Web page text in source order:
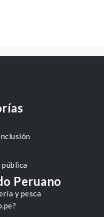
y pesca
Peruano